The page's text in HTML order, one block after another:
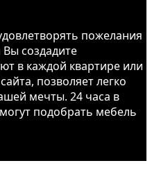
пожелания
создадите
в каждой квартире или
позволяет легко
мечты. 24 часа в
подобрать мебель